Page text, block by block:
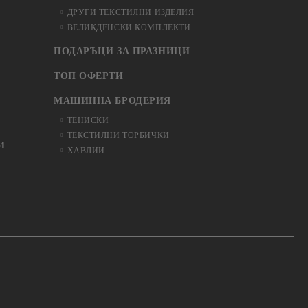
ДРУГИ ТЕКСТИЛНИ ИЗДЕЛИЯ
ВЕЛИКДЕНСКИ КОМПЛЕКТИ
ПОДАРЪЦИ ЗА ПРАЗНИЦИ
ТОП ОФЕРТИ
МАШИННА БРОДЕРИЯ
ТЕНИСКИ
ТЕКСТИЛНИ ТОРБИЧКИ
ХАВЛИИ